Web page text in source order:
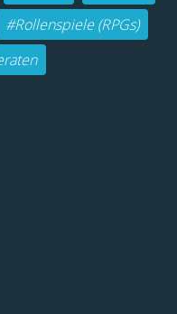
#Rollenspiele (RPGs)